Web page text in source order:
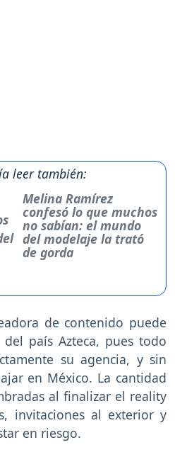
leer también:
Melina Ramírez
confesó lo que muchos
no sabían: el mundo
del modelaje la trató
de gorda
de contenido puede
país Azteca, pues todo
su agencia, y sin
en México. La cantidad
al finalizar el reality
invitaciones al exterior y
en riesgo.